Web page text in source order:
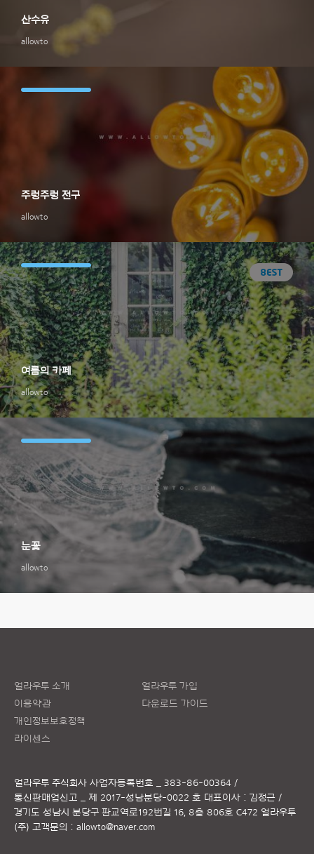
allowto
산수유
allowto
주렁주렁 전구
allowto
여름의 카페
allowto
눈꽃
얼라우투 소개
이용약관
개인정보보호정책
라이센스
얼라우투 가입
다운로드 가이드
얼라우투 주식회사 사업자등록번호 _ 383-86-00364 /
통신판매업신고 _ 제 2017-성남분당-0022 호 대표이사 : 김정근 /
경기도 성남시 분당구 판교역로192번길 16, 8층 806호 C472 얼라우투
(주) 고객문의 : allowto@naver.com